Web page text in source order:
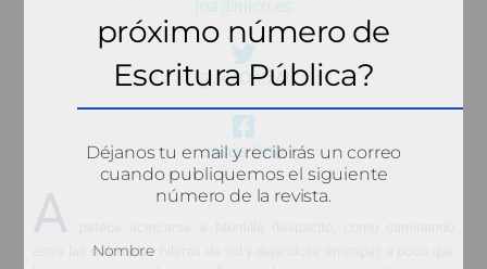
joa@inico.es
@JesOrtizAl
Jesús Ortíz
A
entre las ordenadas hileras de vid y dejándose empapar, a poco que
próximo número de
Escritura Pública?
Déjanos tu email y recibirás un correo
cuando publiquemos el siguiente
número de la revista.